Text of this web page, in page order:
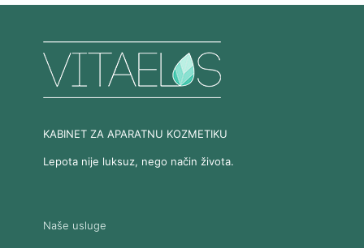
KABINET ZA APARATNU KOZMETIKU
Lepota nije luksuz, nego način života.
Naše usluge